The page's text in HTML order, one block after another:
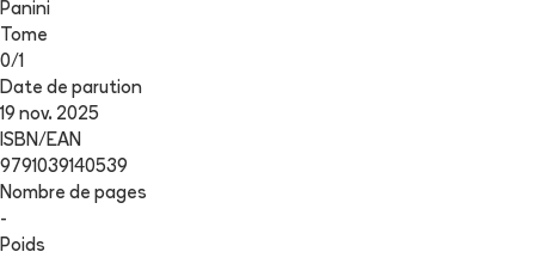
Panini
Tome
0/1
Date de parution
19 nov. 2025
ISBN/EAN
9791039140539
Nombre de pages
-
Poids